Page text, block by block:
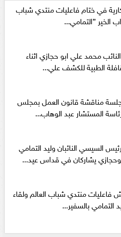
في ختام فاعليات منتدي شباب
الخير ”التمامي...
محمد علي ابو حجازي اثناء
الطبية للكشف علي...
مناقشة قانون العمل بمجلس
المستشار عبد الوهاب...
السيسي النائبان وليد التمامي
يشاركان في قداس عيد...
منتدي شباب العالم ولقاء
التمامي بالسفير...